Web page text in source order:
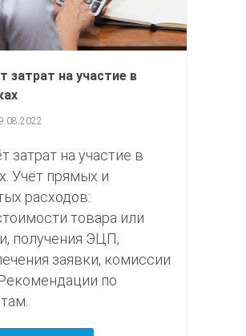
затрат на участие в
затрат на участие в
Учёт прямых и
расходов:
товара или
получения ЭЦП,
заявки, комиссии
по